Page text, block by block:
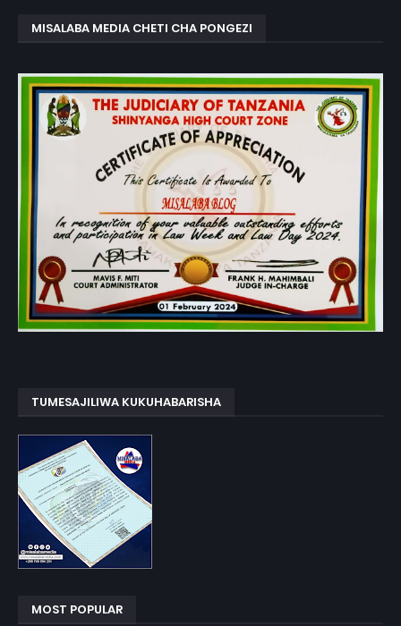
MISALABA MEDIA CHETI CHA PONGEZI
TUMESAJILIWA KUKUHABARISHA
MOST POPULAR